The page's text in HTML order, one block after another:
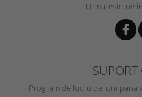
Urmareste-ne
SUPORT
Program de lucru de luni pana